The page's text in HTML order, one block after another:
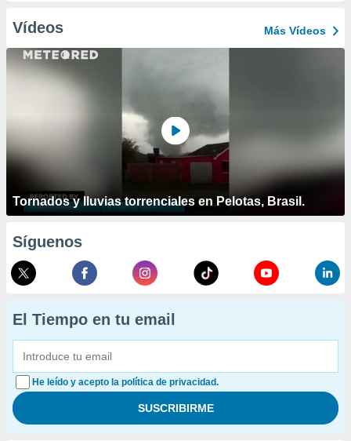
Vídeos Más Vídeos
Tornados y lluvias torrenciales en Pelotas, Brasil.
Síguenos
El Tiempo en tu email
He leído y acepto la política de privacidad.